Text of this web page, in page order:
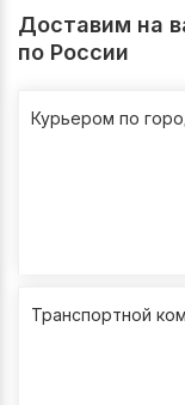
Доставим на
по России
Курьером по
Транспортной